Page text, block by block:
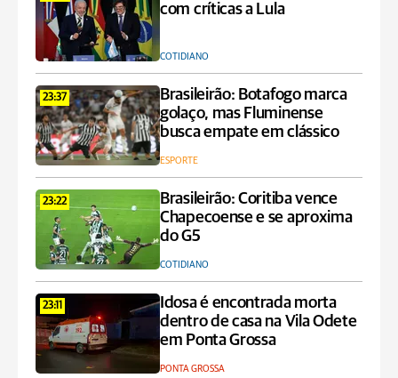
com críticas a Lula
COTIDIANO
23:37
Brasileirão: Botafogo marca
golaço, mas Fluminense
busca empate em clássico
ESPORTE
23:22
Brasileirão: Coritiba vence
Chapecoense e se aproxima
do G5
COTIDIANO
23:11
Idosa é encontrada morta
dentro de casa na Vila Odete
em Ponta Grossa
PONTA GROSSA